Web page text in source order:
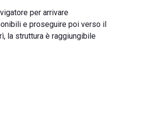
per arrivare
e proseguire poi verso il
la struttura è raggiungibile